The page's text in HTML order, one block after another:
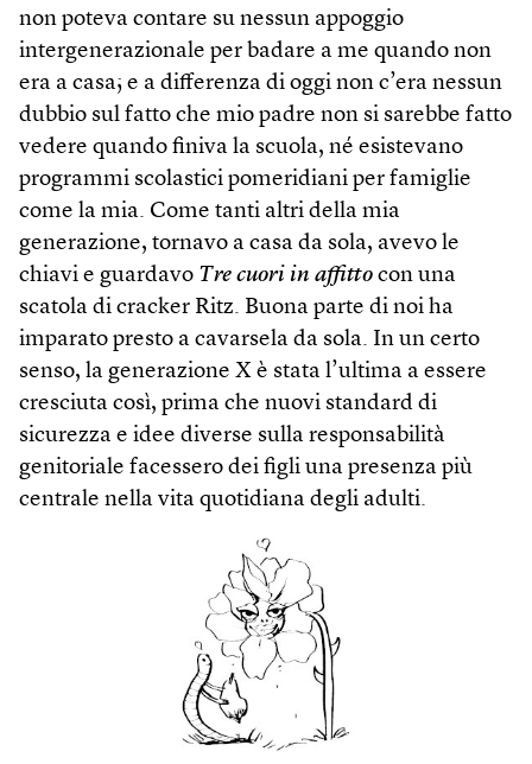
non poteva contare su nessun appoggio
intergenerazionale per badare a me quando non
era a casa; e a differenza di oggi non c’era nessun
dubbio sul fatto che mio padre non si sarebbe fatto
vedere quando finiva la scuola, né esistevano
programmi scolastici pomeridiani per famiglie
come la mia. Come tanti altri della mia
generazione, tornavo a casa da sola, avevo le
chiavi e guardavo Tre cuori in affitto con una
scatola di cracker Ritz. Buona parte di noi ha
imparato presto a cavarsela da sola. In un certo
senso, la generazione X è stata l’ultima a essere
cresciuta così, prima che nuovi standard di
sicurezza e idee diverse sulla responsabilità
genitoriale facessero dei figli una presenza più
centrale nella vita quotidiana degli adulti.